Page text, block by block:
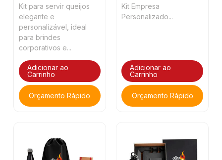
Kit para servir queijos
elegante e
personalizável, ideal
para brindes
corporativos e...
Adicionar ao
Carrinho
Orçamento Rápido
Kit Empresa
Personalizado...
Adicionar ao
Carrinho
Orçamento Rápido